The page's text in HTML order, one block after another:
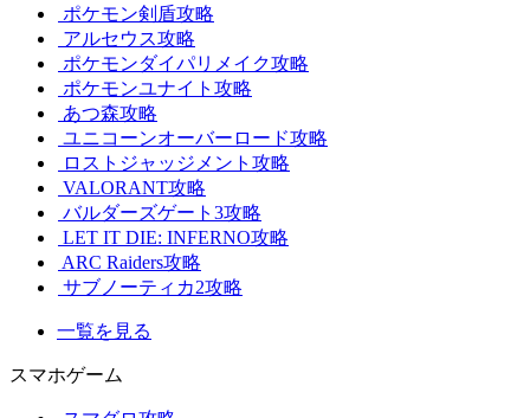
ポケモン剣盾攻略
アルセウス攻略
ポケモンダイパリメイク攻略
ポケモンユナイト攻略
あつ森攻略
ユニコーンオーバーロード攻略
ロストジャッジメント攻略
VALORANT攻略
バルダーズゲート3攻略
LET IT DIE: INFERNO攻略
ARC Raiders攻略
サブノーティカ2攻略
一覧を見る
スマホゲーム